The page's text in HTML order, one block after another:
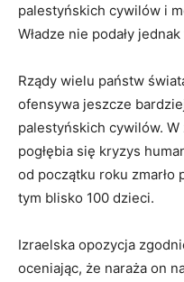
palestyńskich cywilów i
Władze nie podały
Rządy wielu państw
ofensywa jeszcze
palestyńskich cywilów.
pogłębia się kryzys
od początku roku zmarło
tym blisko 100 dzieci.
Izraelska opozycja
oceniając, że naraża on